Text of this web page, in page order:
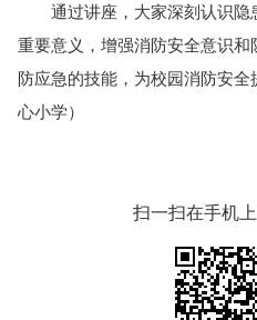
通过讲座，大家深刻认识隐
重要意义，增强消防安全意识
防应急的技能，为校园消防安
心小学）
扫一扫在手机